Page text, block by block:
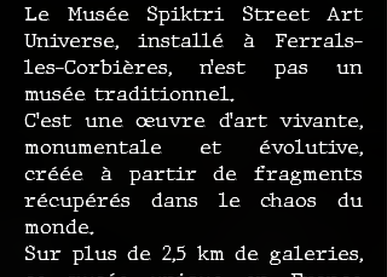
Le Musée Spiktri Street Art
Universe, installé à Ferrals-
les-Corbières, n’est pas un
musée traditionnel.
C’est une œuvre d’art vivante,
monumentale et évolutive,
créée à partir de fragments
récupérés dans le chaos du
monde.
Sur plus de 2,5 km de galeries,